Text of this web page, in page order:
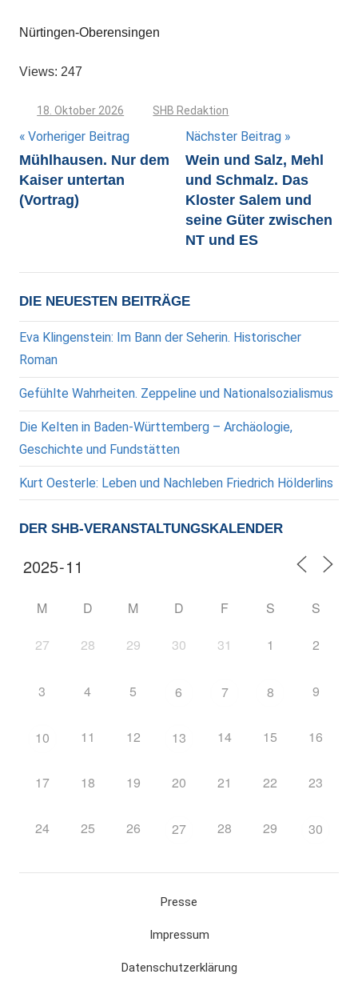
Nürtingen-Oberensingen
Views: 247
18. Oktober 2026 SHB Redaktion
Beitragsnavigation
Vorheriger Beitrag
Mühlhausen. Nur dem
Kaiser untertan
(Vortrag)
Nächster Beitrag
Wein und Salz, Mehl
und Schmalz. Das
Kloster Salem und
seine Güter zwischen
NT und ES
DIE NEUESTEN BEITRÄGE
Eva Klingenstein: Im Bann der Seherin. Historischer
Roman
Gefühlte Wahrheiten. Zeppeline und Nationalsozialismus
Die Kelten in Baden-Württemberg – Archäologie,
Geschichte und Fundstätten
Kurt Oesterle: Leben und Nachleben Friedrich Hölderlins
DER SHB-VERANSTALTUNGSKALENDER
M D M D F S S
27 28 29 30 31 1 2
3 4 5 6 7 8 9
10 11 12 13 14 15 16
17 18 19 20 21 22 23
24 25 26 27 28 29 30
Presse
Impressum
Datenschutzerklärung